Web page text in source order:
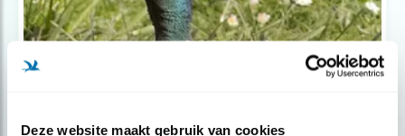
Deze website maakt gebruik van cookies